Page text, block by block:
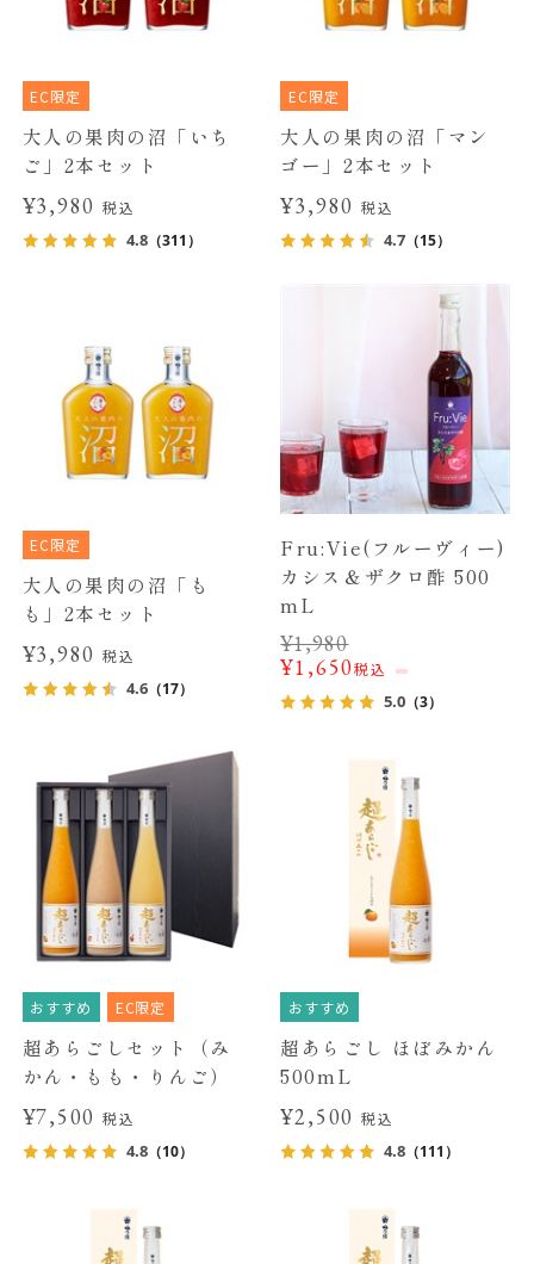
EC限定
大人の果肉の沼「いち
ご」2本セット
¥3,980税込
4.8（311）
EC限定
大人の果肉の沼「マン
ゴー」2本セット
¥3,980 税込
4.7 （15）
EC限定
大人の果肉の沼「も
も」2本セット
¥3,980税込
4.6（17）
Fru:Vie(フルーヴィー)
カシス＆ザクロ酢 500
mL
¥1,980
¥1,650税込
5.0 （3）
おすすめ EC限定
超あらごしセット（み
かん・もも・りんご）
¥7,500税込
4.8（10）
おすすめ
超あらごし ほぼみかん
500mL
¥2,500 税込
4.8 （111）